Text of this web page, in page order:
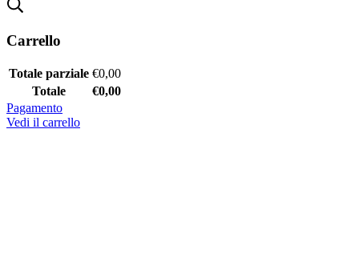
Carrello
Totale parziale €0,00
Totale
€0,00
Pagamento
Vedi il carrello